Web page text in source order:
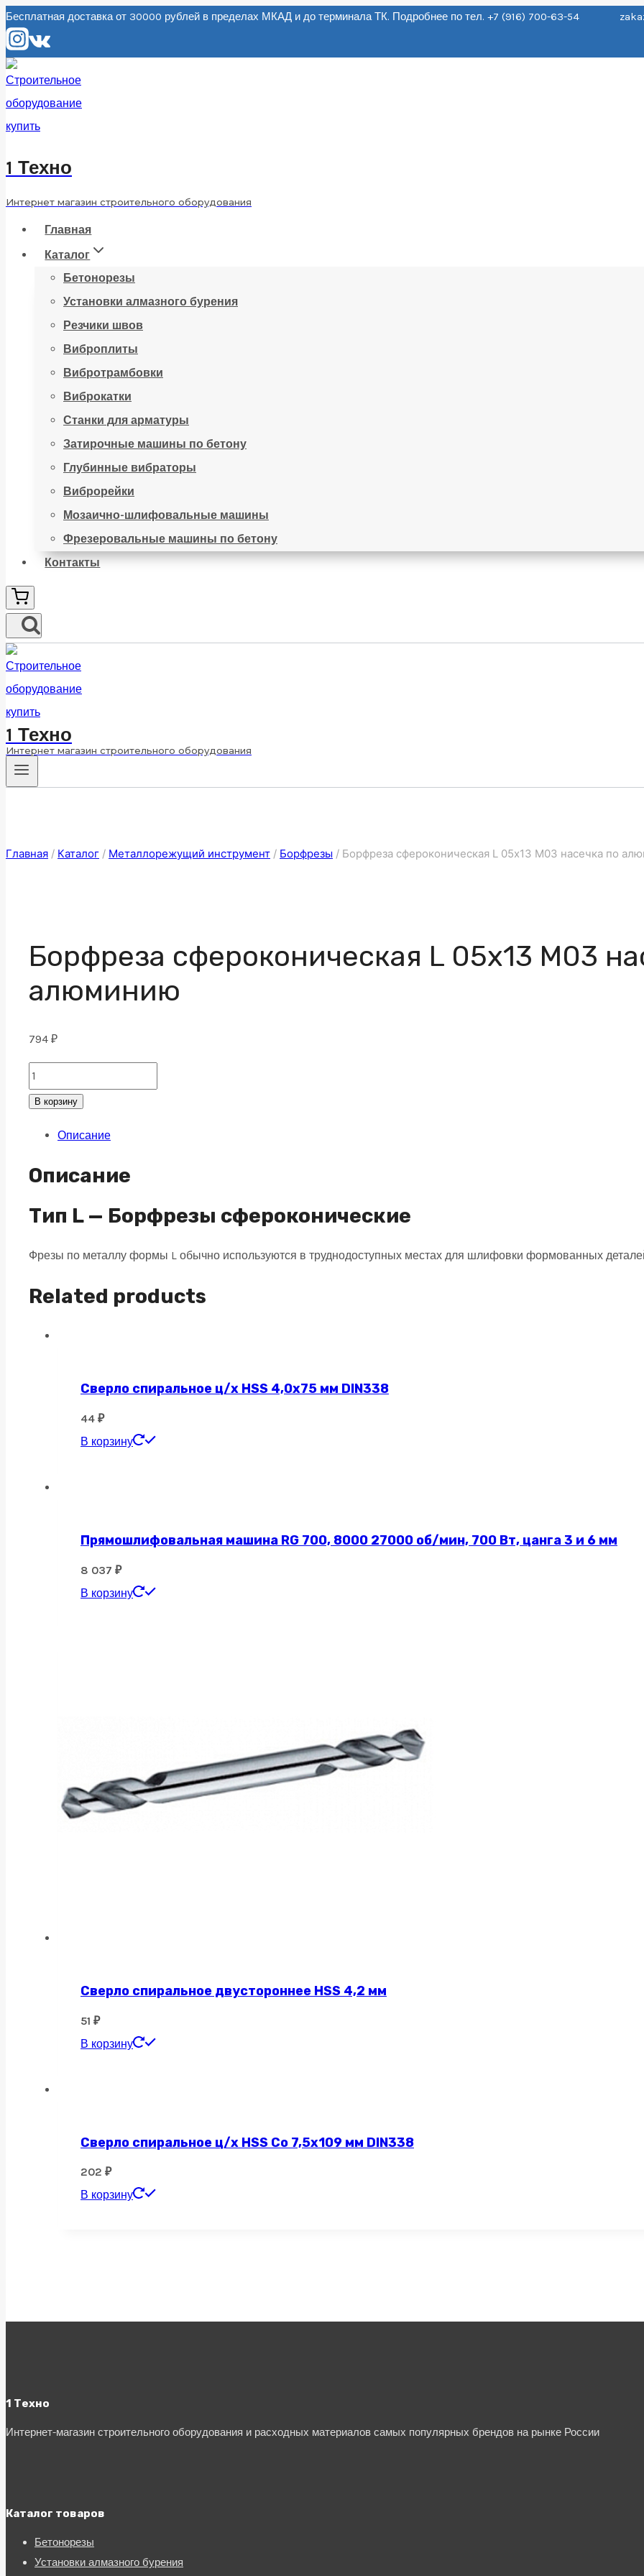
Перейти
к
содержанию
Бесплатная доставка от 30000 рублей в пределах МКАД и до терминала ТК. Подробнее по тел. +7 (916) 700-63-54
1 Техно
Интернет магазин строительного оборудования
Главная
Каталог
Бетонорезы
Установки алмазного бурения
Резчики швов
Виброплиты
Вибротрамбовки
Виброкатки
Станки для арматуры
Затирочные машины по бетону
Глубинные вибраторы
Виброрейки
Мозаично-шлифовальные машины
Фрезеровальные машины по бетону
Контакты
1 Техно
Интернет магазин строительного оборудования
Главная / Каталог / Металлорежущий инструмент / Борфрезы / Борфреза сфероконическая L 05х13 M03 насечка по
Борфреза сфероконическая L 05х13 M03
алюминию
794 ₽
Борфреза
сфероконическая
05х13
по
quantity
В корзину
Описание
Описание
Тип L — Борфрезы сфероконические
Фрезы по металлу формы L обычно используются в труднодоступных местах для шлифовки формованных
Related products
Сверло спиральное ц/х HSS 4,0х75 мм DIN338
44 ₽
В корзину
Прямошлифовальная машина RG 700, 8000 27000 об/мин, 700 Вт, цанга 3 и 6 мм
8 037 ₽
В корзину
Сверло спиральное двустороннее HSS 4,2 мм
51 ₽
В корзину
Сверло спиральное ц/х HSS Co 7,5х109 мм DIN338
202 ₽
В корзину
1 Техно
Интернет-магазин строительного оборудования и расходных материалов самых популярных брендов на рынке России
Каталог товаров
Бетонорезы
Установки алмазного бурения